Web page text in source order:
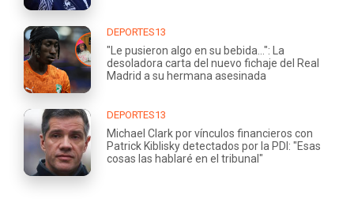
DEPORTES13
"Le pusieron algo en su bebida...": La
desoladora carta del nuevo fichaje del Real
Madrid a su hermana asesinada
DEPORTES13
Michael Clark por vínculos financieros con
Patrick Kiblisky detectados por la PDI: "Esas
cosas las hablaré en el tribunal"